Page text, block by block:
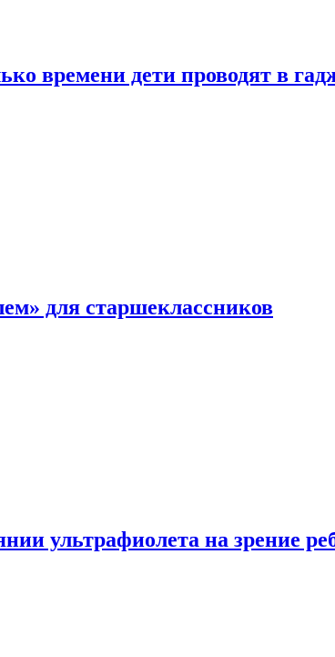
времени дети проводят в
для старшеклассников
ультрафиолета на зрение